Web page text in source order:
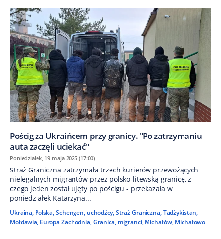
Pościg za Ukraińcem przy granicy. "Po zatrzymaniu
auta zaczęli uciekać"
Poniedziałek, 19 maja 2025 (17:00)
Straż Graniczna zatrzymała trzech kurierów przewożących
nielegalnych migrantów przez polsko-litewską granicę, z
czego jeden został ujęty po pościgu - przekazała w
poniedziałek Katarzyna...
Ukraina, Polska,Schengen, uchodźcy,Straż Graniczna,Tadżykistan,
Mołdawia, Europa Zachodnia,Granica, migranci, Michałów, Michałowo